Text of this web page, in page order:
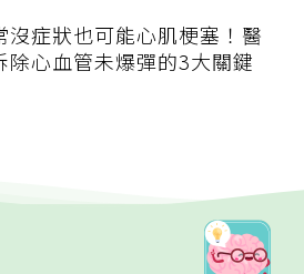
沒症狀也可能心肌梗塞！醫
除心血管未爆彈的3大關鍵